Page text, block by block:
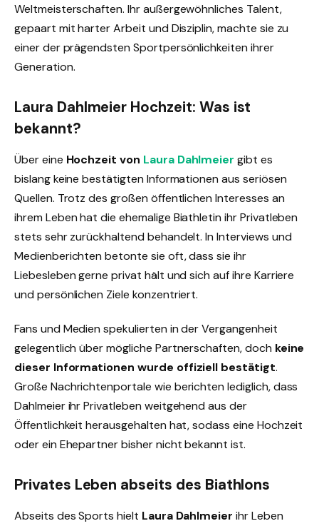
Weltmeisterschaften. Ihr außergewöhnliches Talent,
gepaart mit harter Arbeit und Disziplin, machte sie zu
einer der prägendsten Sportpersönlichkeiten ihrer
Generation.
Laura Dahlmeier Hochzeit: Was ist
bekannt?
Über eine Hochzeit von Laura Dahlmeier gibt es
bislang keine bestätigten Informationen aus seriösen
Quellen. Trotz des großen öffentlichen Interesses an
ihrem Leben hat die ehemalige Biathletin ihr Privatleben
stets sehr zurückhaltend behandelt. In Interviews und
Medienberichten betonte sie oft, dass sie ihr
Liebesleben gerne privat hält und sich auf ihre Karriere
und persönlichen Ziele konzentriert.
Fans und Medien spekulierten in der Vergangenheit
gelegentlich über mögliche Partnerschaften, doch keine
dieser Informationen wurde offiziell bestätigt.
Große Nachrichtenportale wie berichten lediglich, dass
Dahlmeier ihr Privatleben weitgehend aus der
Öffentlichkeit herausgehalten hat, sodass eine Hochzeit
oder ein Ehepartner bisher nicht bekannt ist.
Privates Leben abseits des Biathlons
Abseits des Sports hielt Laura Dahlmeier ihr Leben